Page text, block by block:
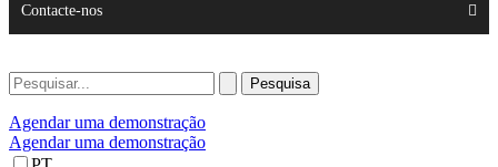
Contacte-nos
Agendar uma demonstração
Agendar uma demonstração